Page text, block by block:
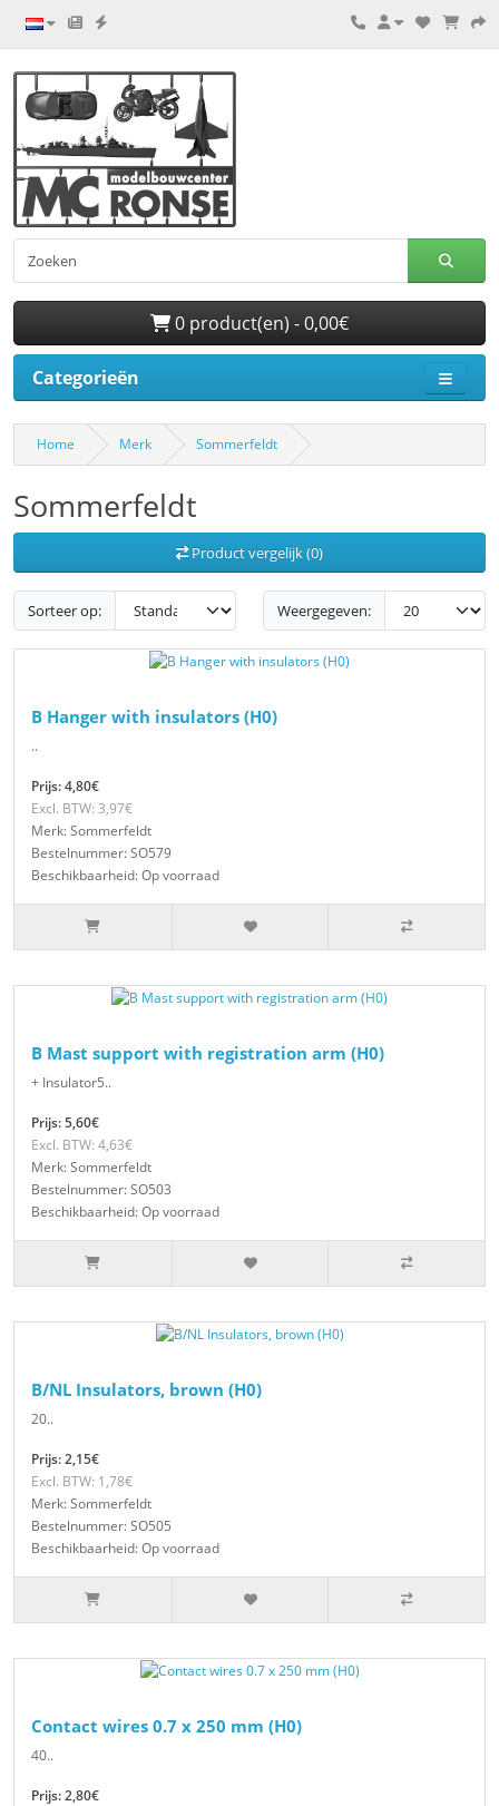
0 product(en) - 0,00€
Categorieën
Home Merk Sommerfeldt
Sommerfeldt
Product vergelijk (0)
Sorteer op: Weergegeven:
B Hanger with insulators (H0)
..
Prijs: 4,80€
Excl. BTW: 3,97€
Merk: Sommerfeldt
Bestelnummer: SO579
Beschikbaarheid: Op voorraad
B Mast support with registration arm (H0)
+ Insulator5..
Prijs: 5,60€
Excl. BTW: 4,63€
Merk: Sommerfeldt
Bestelnummer: SO503
Beschikbaarheid: Op voorraad
B/NL Insulators, brown (H0)
20..
Prijs: 2,15€
Excl. BTW: 1,78€
Merk: Sommerfeldt
Bestelnummer: SO505
Beschikbaarheid: Op voorraad
Contact wires 0.7 x 250 mm (H0)
40..
Prijs: 2,80€